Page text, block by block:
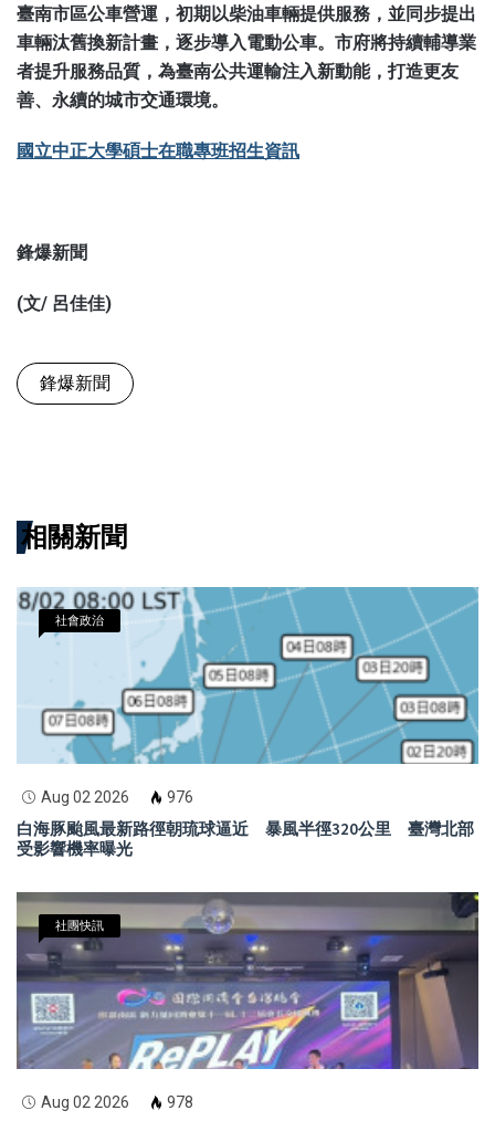
臺南市區公車營運，初期以柴油車輛提供服務，並同步提出
車輛汰舊換新計畫，逐步導入電動公車。市府將持續輔導業
者提升服務品質，為臺南公共運輸注入新動能，打造更友
善、永續的城市交通環境。
國立中正大學碩士在職專班招生資訊
鋒爆新聞
(文/ 呂佳佳)
鋒爆新聞
相關新聞
社會政治
Aug 02 2026 976
白海豚颱風最新路徑朝琉球逼近 暴風半徑320公里 臺灣北部
受影響機率曝光
社團快訊
Aug 02 2026 978